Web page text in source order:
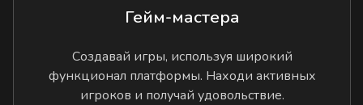
Гейм-мастера
Создавай игры, используя широкий
функционал платформы. Находи активных
игроков и получай удовольствие.